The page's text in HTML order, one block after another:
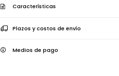
Características
Plazos y costos de envío
Medios de pago